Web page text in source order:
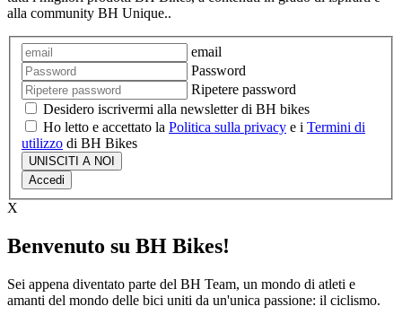
alla community BH Unique..
email
Password
Ripetere password
Desidero iscrivermi alla newsletter di BH bikes
Ho letto e accettato la Politica sulla privacy e i Termini di
utilizzo di BH Bikes
UNISCITI A NOI
Accedi
X
Benvenuto su BH Bikes!
Sei appena diventato parte del BH Team, un mondo di atleti e
amanti del mondo delle bici uniti da un'unica passione: il ciclismo.